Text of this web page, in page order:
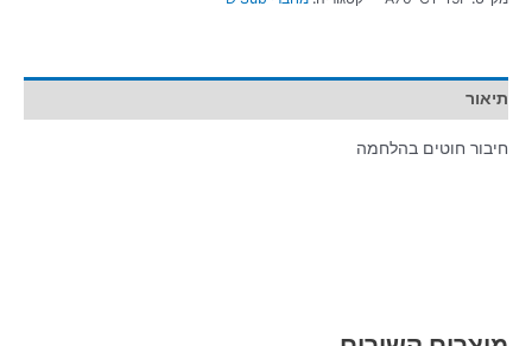
תיאור
חיבור חוטים בהלחמה